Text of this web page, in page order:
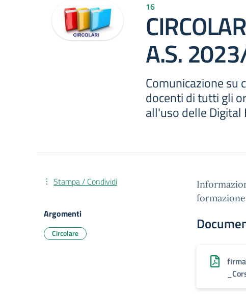
16
A.S.
Comunicazione su
docenti di tutti gli
all'uso delle Digital
Stampa / Condividi
Argomenti
Circolare